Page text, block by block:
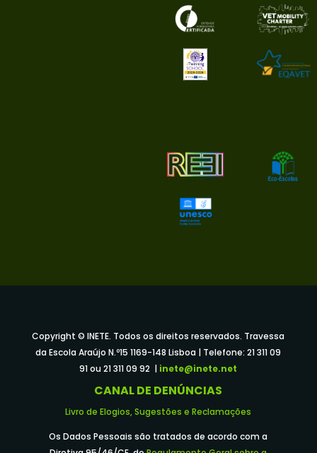
Copyright © INETE. Todos os direitos reservados. Travessa
da Escola Araújo N.º15 1169-148 Lisboa | Telefone: 21 311 09
91 ou 21 311 09 92 | inete@inete.net
CANAL DE DENÚNCIAS
Livro de Elogios, Sugestões e Reclamações
Os Dados Pessoais são tratados de acordo com a